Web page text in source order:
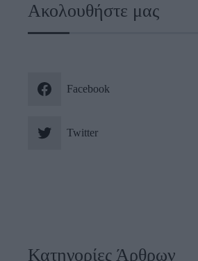
Ακολουθήστε μας
Facebook
Twitter
Κατηγορίες Άρθρων